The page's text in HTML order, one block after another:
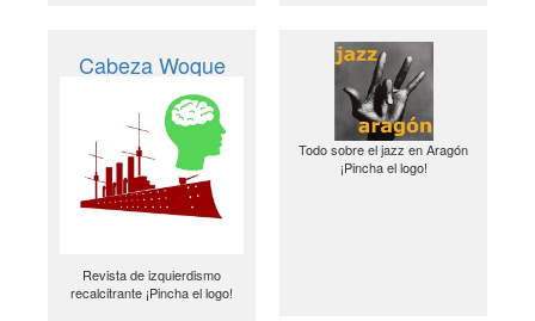
Cabeza Woque
Revista de izquierdismo
recalcitrante ¡Pincha el logo!
Todo sobre el jazz en Aragón
¡Pincha el logo!